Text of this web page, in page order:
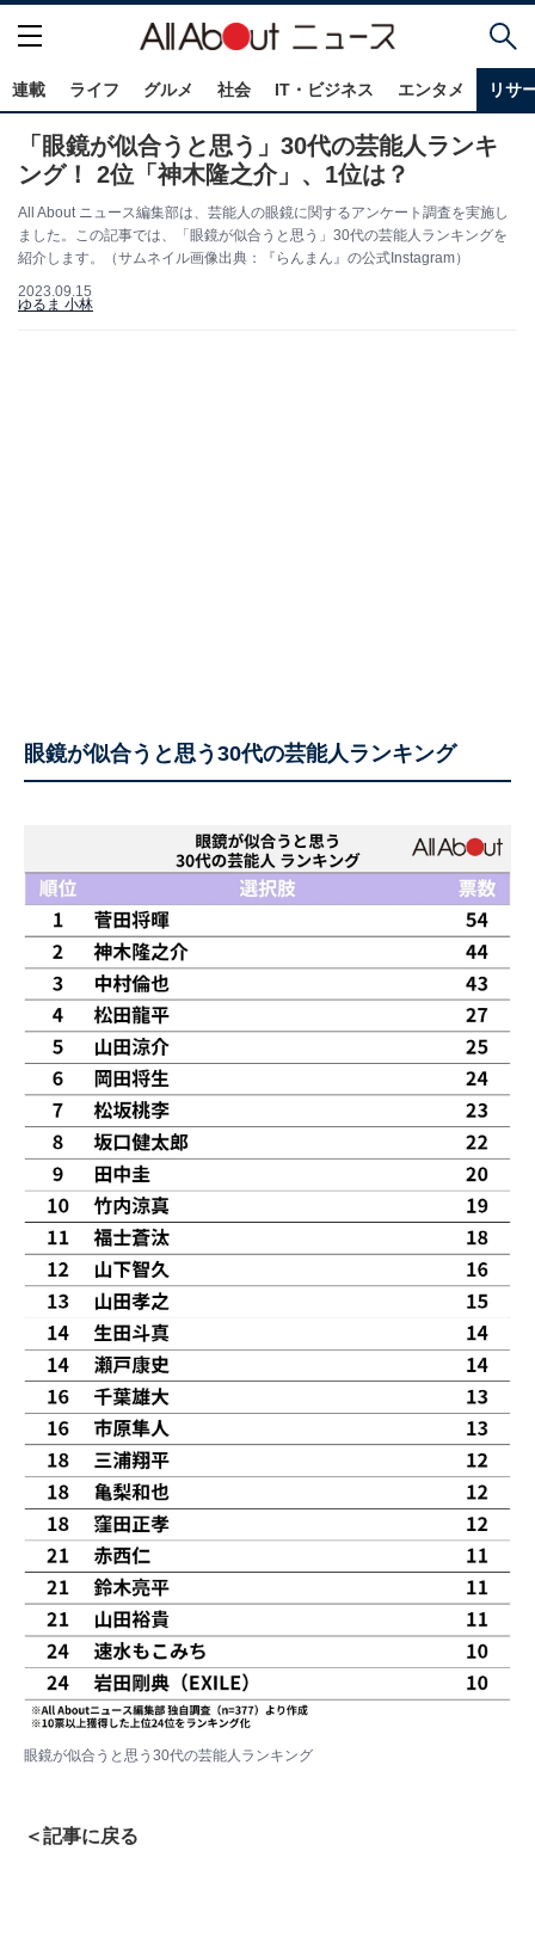
連載 ライフ グルメ 社会 IT・ビジネス エンタメ リサ
「眼鏡が似合うと思う」30代の芸能人ランキ
ング！ 2位「神木隆之介」、1位は？
All About ニュース編集部は、芸能人の眼鏡に関するアンケート調査を実施し
ました。この記事では、「眼鏡が似合うと思う」30代の芸能人ランキングを
紹介します。（サムネイル画像出典：『らんまん』の公式Instagram）
2023.09.15
ゆるま 小林
眼鏡が似合うと思う30代の芸能人ランキング
眼鏡が似合うと思う30代の芸能人ランキング
＜記事に戻る